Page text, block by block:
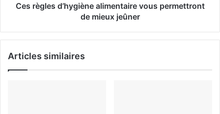
Ces règles d’hygiène alimentaire vous permettront
de mieux jeûner
Articles similaires